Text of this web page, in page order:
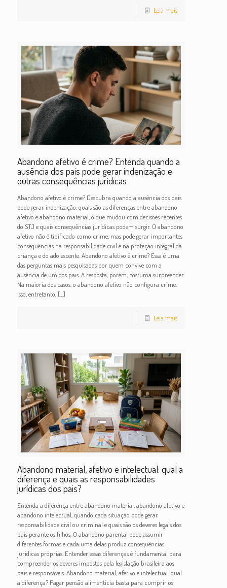
Leia mais
Abandono afetivo é crime? Entenda quando a
ausência dos pais pode gerar indenização e
outras consequências jurídicas
Abandono afetivo é crime? Descubra quando a ausência dos pais
pode gerar indenização, quais são as diferenças entre abandono
afetivo e abandono material, o que mudou com decisões recentes
do STJ e quais consequências jurídicas podem surgir. O abandono
afetivo não é tipificado como crime, mas pode gerar importantes
consequências na responsabilidade civil e na proteção integral da
criança e do adolescente. Abandono afetivo é crime? Essa é uma
das perguntas mais pesquisadas por quem convive com a
ausência de um dos pais. A resposta, porém, costuma surpreender.
Na maioria dos casos, o abandono afetivo não configura crime.
Isso, entretanto, […]
Leia mais
Abandono material, afetivo e intelectual: qual a
diferença e quais as responsabilidades
jurídicas dos pais?
Entenda a diferença entre abandono material, abandono afetivo e
abandono intelectual, quando cada situação pode gerar
responsabilidade civil ou criminal e quais são os deveres legais dos
pais perante os filhos. O abandono parental pode assumir
diferentes formas e cada uma delas produz consequências
jurídicas próprias. Entender essas diferenças é fundamental para
compreender os deveres impostos pela legislação brasileira aos
pais e responsáveis. Abandono material, afetivo e intelectual: qual
a diferença? Pagar pensão alimentícia basta para cumprir os